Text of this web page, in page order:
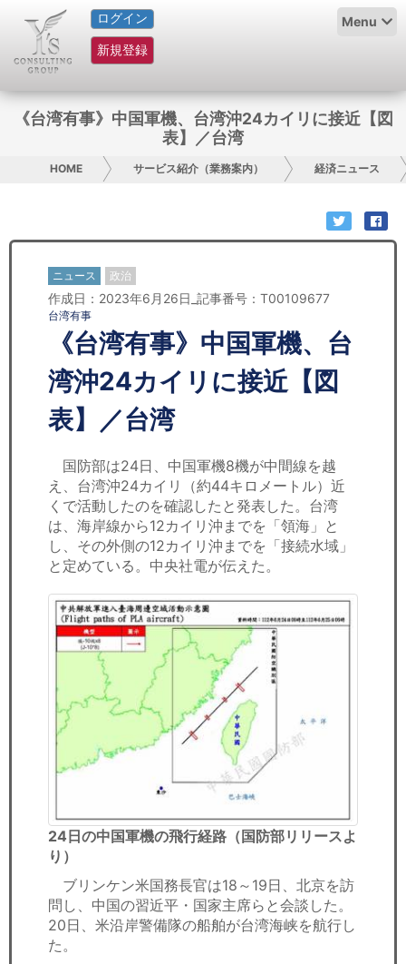
ログイン
新規登録
Menu
HOME
サービス紹介
コラム
お問い合わせ
日本人にPR
コンサルティング
リサーチ
セミナー
労務顧問
ＩＴ
《台湾有事》中国軍機、台湾沖24カイリに接近【図
表】／台湾
HOME サービス紹介（業務案内） 経済ニュース
ニュース 政治
作成日：2023年6月26日_記事番号：T00109677
台湾有事
《台湾有事》中国軍機、台
湾沖24カイリに接近【図
表】／台湾
国防部は24日、中国軍機8機が中間線を越
え、台湾沖24カイリ（約44キロメートル）近
くで活動したのを確認したと発表した。台湾
は、海岸線から12カイリ沖までを「領海」と
し、その外側の12カイリ沖までを「接続水域」
と定めている。中央社電が伝えた。
24日の中国軍機の飛行経路（国防部リリースよ
り）
ブリンケン米国務長官は18～19日、北京を訪
問し、中国の習近平・国家主席らと会談した。
20日、米沿岸警備隊の船舶が台湾海峡を航行し
た。